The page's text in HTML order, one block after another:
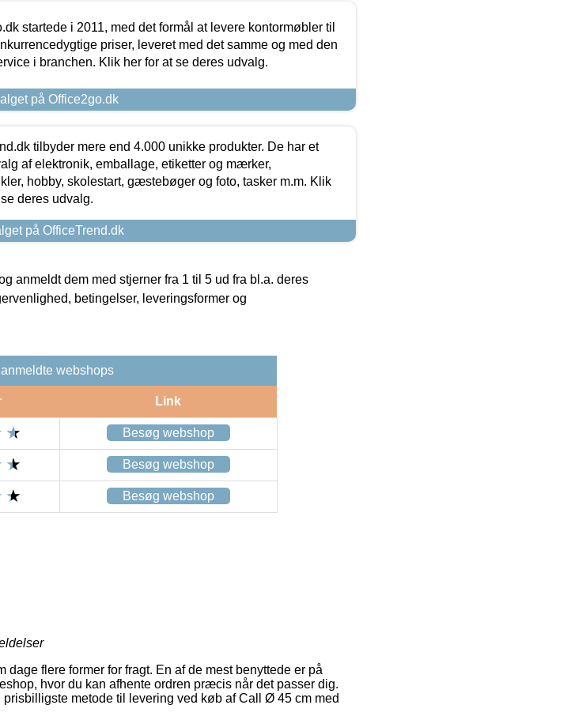
startede i 2011, med det formål at levere kontormøbler til
priser, leveret med det samme og med den
i branchen. Klik her for at se deres udvalg.
på Office2go.dk
tilbyder mere end 4.000 unikke produkter. De har et
af elektronik, emballage, etiketter og mærker,
hobby, skolestart, gæstebøger og foto, tasker m.m. Klik
deres udvalg.
på OfficeTrend.dk
anmeldt dem med stjerner fra 1 til 5 ud fra bl.a. deres
betingelser, leveringsformer og
webshops
Link
Besøg webshop
Besøg webshop
Besøg webshop
flere former for fragt. En af de mest benyttede er på
hvor du kan afhente ordren præcis når det passer dig.
metode til levering ved køb af Call Ø 45 cm med